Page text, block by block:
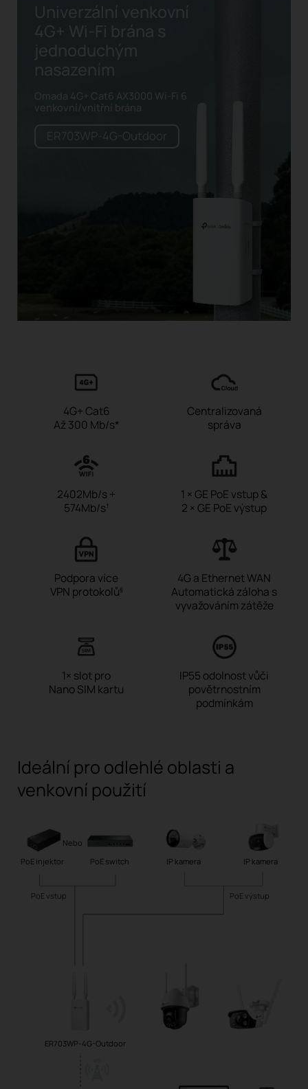
Univerzální venkovní
4G+ Wi-Fi brána s
jednoduchým
nasazením
Omada 4G+ Cat6 AX3000 Wi-Fi 6
venkovní/vnitřní brána
ER703WP-4G-Outdoor
4G+ Cat6
Až 300 Mb/s*
Centralizovaná
správa
2402Mb/s +
574Mb/s †
1 × GE PoE vstup &
2 × GE PoE výstup
Podpora více
VPN protokolů§
4G a Ethernet WAN
Automatická záloha s
vyvažováním zátěže
1× slot pro
Nano SIM kartu
IP55 odolnost vůči
povětrnostním
podmínkám
Ideální pro odlehlé oblasti a
venkovní použití
ER703WP-4G-Outdoor
Nebo
PoE injektor
PoE switch IP kamera IP kamera
PoE vstup PoE výstup